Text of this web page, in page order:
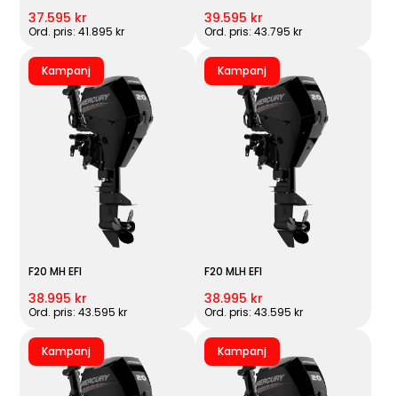
37.595 kr
Ord. pris: 41.895 kr
39.595 kr
Ord. pris: 43.795 kr
Kampanj
F20 MH EFI
38.995 kr
Ord. pris: 43.595 kr
Kampanj
F20 MLH EFI
38.995 kr
Ord. pris: 43.595 kr
Kampanj Kampanj